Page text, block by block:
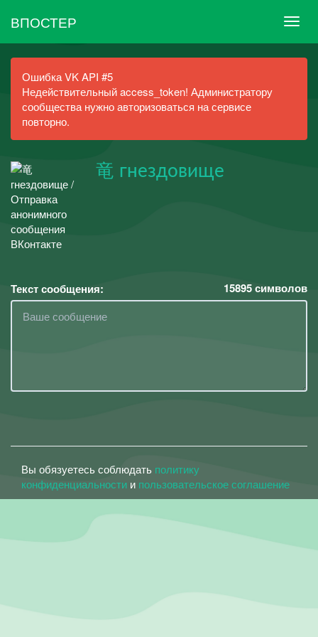
ВПОСТЕР
Ошибка VK API #5
Недействительный access_token! Администратору
сообщества нужно авторизоваться на сервисе
повторно.
竜 гнездовище
Текст сообщения: 15895символов
Вы обязуетесь соблюдать политику
конфиденциальности и пользовательское соглашение